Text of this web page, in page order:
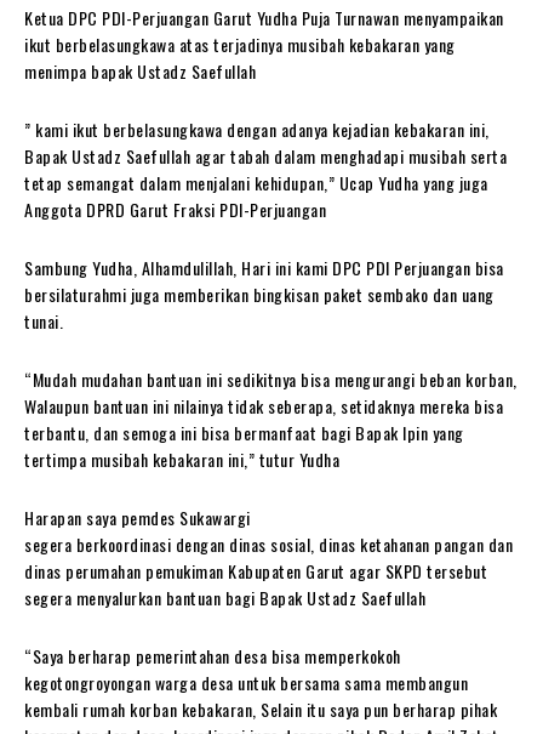
Ketua DPC PDI-Perjuangan Garut Yudha Puja Turnawan menyampaikan
ikut berbelasungkawa atas terjadinya musibah kebakaran yang
menimpa bapak Ustadz Saefullah
” kami ikut berbelasungkawa dengan adanya kejadian kebakaran ini,
Bapak Ustadz Saefullah agar tabah dalam menghadapi musibah serta
tetap semangat dalam menjalani kehidupan,” Ucap Yudha yang juga
Anggota DPRD Garut Fraksi PDI-Perjuangan
Sambung Yudha, Alhamdulillah, Hari ini kami DPC PDI Perjuangan bisa
bersilaturahmi juga memberikan bingkisan paket sembako dan uang
tunai.
“Mudah mudahan bantuan ini sedikitnya bisa mengurangi beban korban,
Walaupun bantuan ini nilainya tidak seberapa, setidaknya mereka bisa
terbantu, dan semoga ini bisa bermanfaat bagi Bapak Ipin yang
tertimpa musibah kebakaran ini,” tutur Yudha
Harapan saya pemdes Sukawargi
segera berkoordinasi dengan dinas sosial, dinas ketahanan pangan dan
dinas perumahan pemukiman Kabupaten Garut agar SKPD tersebut
segera menyalurkan bantuan bagi Bapak Ustadz Saefullah
“Saya berharap pemerintahan desa bisa memperkokoh
kegotongroyongan warga desa untuk bersama sama membangun
kembali rumah korban kebakaran, Selain itu saya pun berharap pihak